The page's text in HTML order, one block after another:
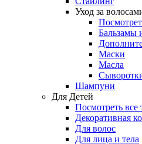
Уход за
Бальзамы
Маски
Масла
Шампуни
Для Детей
Посмотреть все
Декоративная
Для волос
Для лица и тела